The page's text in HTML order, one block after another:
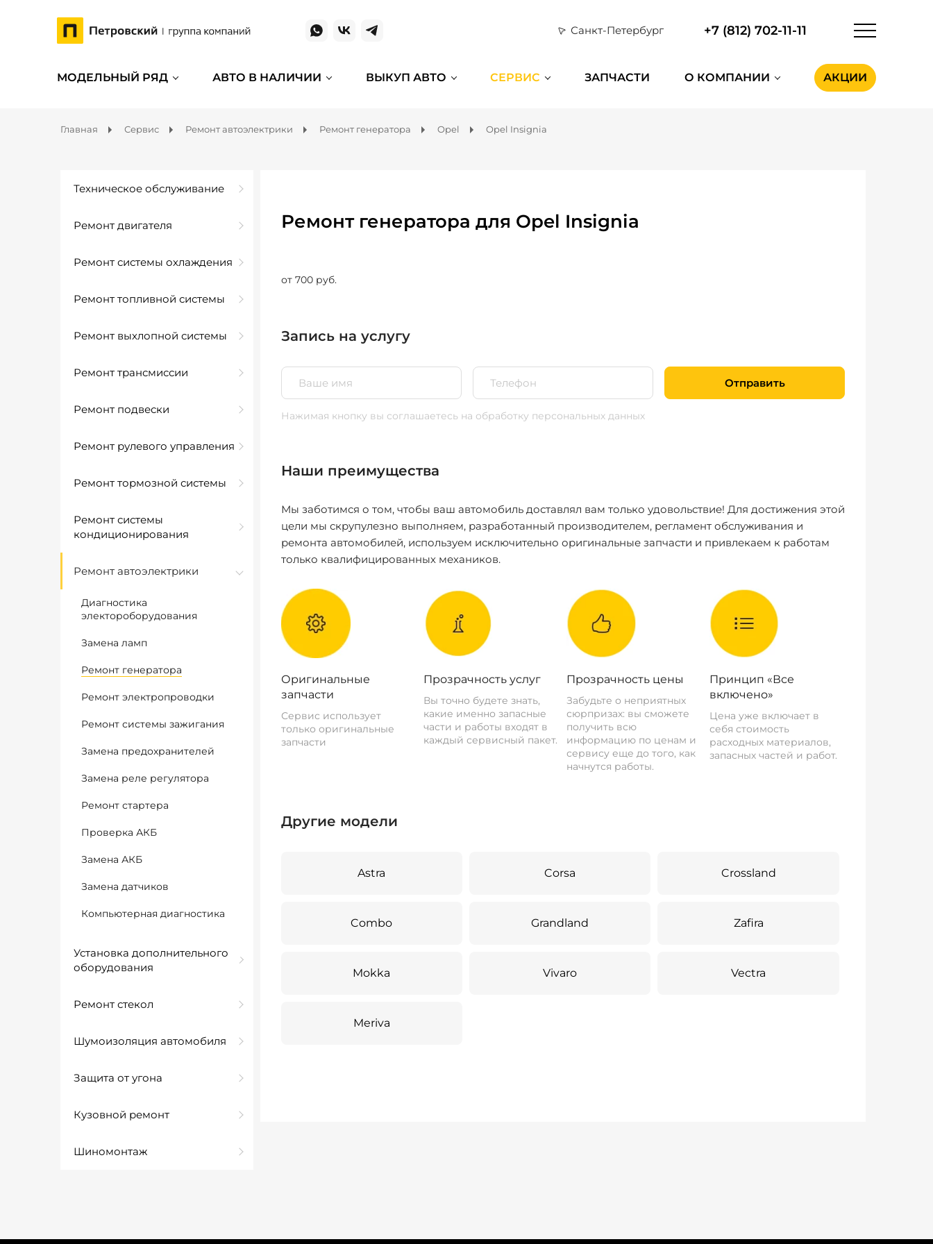
Санкт-Петербург +7 (812) 702-11-11
МОДЕЛЬНЫЙ РЯД АВТО В НАЛИЧИИ ВЫКУП АВТО СЕРВИС ЗАПЧАСТИ О КОМПАНИИ АКЦИИ
Главная Сервис Ремонт автоэлектрики Ремонт генератора Opel Opel Insignia
Техническое обслуживание
Ремонт двигателя
Ремонт системы охлаждения
Ремонт топливной системы
Ремонт выхлопной системы
Ремонт трансмиссии
Ремонт подвески
Ремонт рулевого управления
Ремонт тормозной системы
Ремонт системы
кондиционирования
Ремонт автоэлектрики
Диагностика
электороборудования
Замена ламп
Ремонт генератора
Ремонт электропроводки
Ремонт системы зажигания
Замена предохранителей
Замена реле регулятора
Ремонт стартера
Проверка АКБ
Замена АКБ
Замена датчиков
Компьютерная диагностика
Установка дополнительного
оборудования
Ремонт стекол
Шумоизоляция автомобиля
Защита от угона
Кузовной ремонт
Шиномонтаж
Ремонт генератора для Opel Insignia
от 700 руб.
Запись на услугу
Отправить
Нажимая кнопку вы соглашаетесь на обработку персональных данных
Наши преимущества
Мы заботимся о том, чтобы ваш автомобиль доставлял вам только удовольствие! Для достижения этой
цели мы скрупулезно выполняем, разработанный производителем, регламент обслуживания и
ремонта автомобилей, используем исключительно оригинальные запчасти и привлекаем к работам
только квалифицированных механиков.
Оригинальные
запчасти
Сервис использует
только оригинальные
запчасти
Прозрачность услуг
Вы точно будете знать,
какие именно запасные
части и работы входят в
каждый сервисный пакет.
Прозрачность цены
Забудьте о неприятных
сюрпризах: вы сможете
получить всю
информацию по ценам и
сервису еще до того, как
начнутся работы.
Принцип «Все
включено»
Цена уже включает в
себя стоимость
расходных материалов,
запасных частей и работ.
Другие модели
Astra Corsa Crossland
Combo Grandland Zafira
Mokka Vivaro Vectra
Meriva